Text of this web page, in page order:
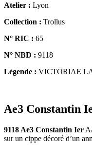
Atelier : Lyon
Collection : Trollus
N° RIC : 65
N° NBD : 9118
Légende : VICTORIAE
Ae3 Constantin
9118 Ae3 Constantin Ier
sur un cippe décoré d’un